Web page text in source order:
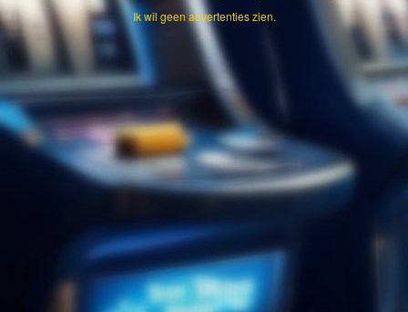
Ik wil geen advertenties zien.